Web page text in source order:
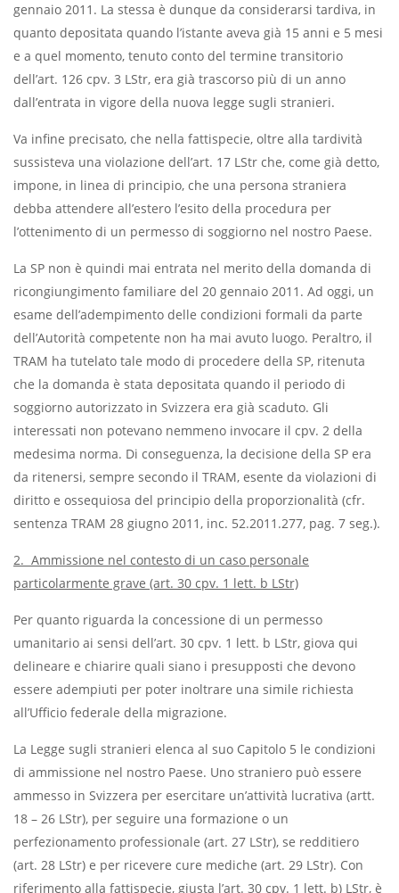
gennaio 2011. La stessa è dunque da considerarsi tardiva, in
quanto depositata quando l’istante aveva già 15 anni e 5 mesi
e a quel momento, tenuto conto del termine transitorio
dell’art. 126 cpv. 3 LStr, era già trascorso più di un anno
dall’entrata in vigore della nuova legge sugli stranieri.
Va infine precisato, che nella fattispecie, oltre alla tardività
sussisteva una violazione dell’art. 17 LStr che, come già detto,
impone, in linea di principio, che una persona straniera
debba attendere all’estero l’esito della procedura per
l’ottenimento di un permesso di soggiorno nel nostro Paese.
La SP non è quindi mai entrata nel merito della domanda di
ricongiungimento familiare del 20 gennaio 2011. Ad oggi, un
esame dell’adempimento delle condizioni formali da parte
dell’Autorità competente non ha mai avuto luogo. Peraltro, il
TRAM ha tutelato tale modo di procedere della SP, ritenuta
che la domanda è stata depositata quando il periodo di
soggiorno autorizzato in Svizzera era già scaduto. Gli
interessati non potevano nemmeno invocare il cpv. 2 della
medesima norma. Di conseguenza, la decisione della SP era
da ritenersi, sempre secondo il TRAM, esente da violazioni di
diritto e ossequiosa del principio della proporzionalità (cfr.
sentenza TRAM 28 giugno 2011, inc. 52.2011.277, pag. 7 seg.).
2. Ammissione nel contesto di un caso personale
particolarmente grave (art. 30 cpv. 1 lett. b LStr)
Per quanto riguarda la concessione di un permesso
umanitario ai sensi dell’art. 30 cpv. 1 lett. b LStr, giova qui
delineare e chiarire quali siano i presupposti che devono
essere adempiuti per poter inoltrare una simile richiesta
all’Ufficio federale della migrazione.
La Legge sugli stranieri elenca al suo Capitolo 5 le condizioni
di ammissione nel nostro Paese. Uno straniero può essere
ammesso in Svizzera per esercitare un’attività lucrativa (artt.
18 – 26 LStr), per seguire una formazione o un
perfezionamento professionale (art. 27 LStr), se redditiero
(art. 28 LStr) e per ricevere cure mediche (art. 29 LStr). Con
riferimento alla fattispecie, giusta l’art. 30 cpv. 1 lett. b) LStr, è